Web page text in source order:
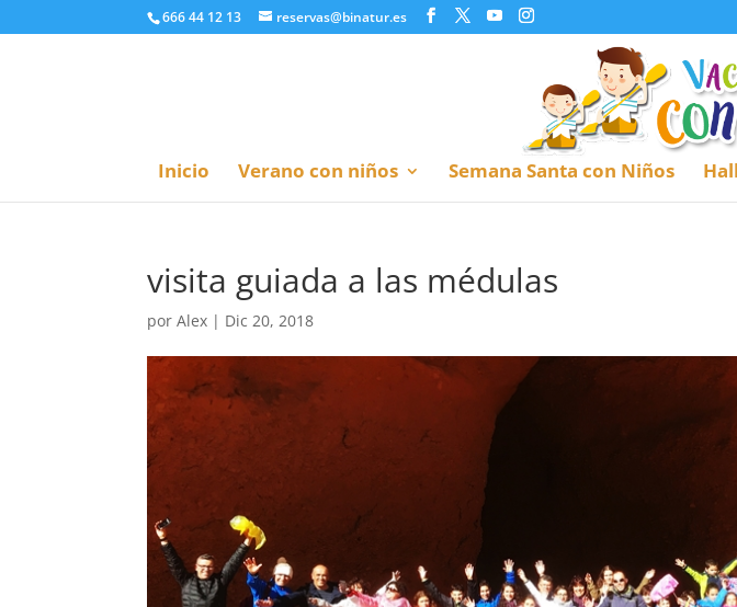
666 44 12 13 reservas@binatur.es
Inicio Verano con niños Semana Santa con Niños
visita guiada a las médulas
porAlex | Dic 20, 2018